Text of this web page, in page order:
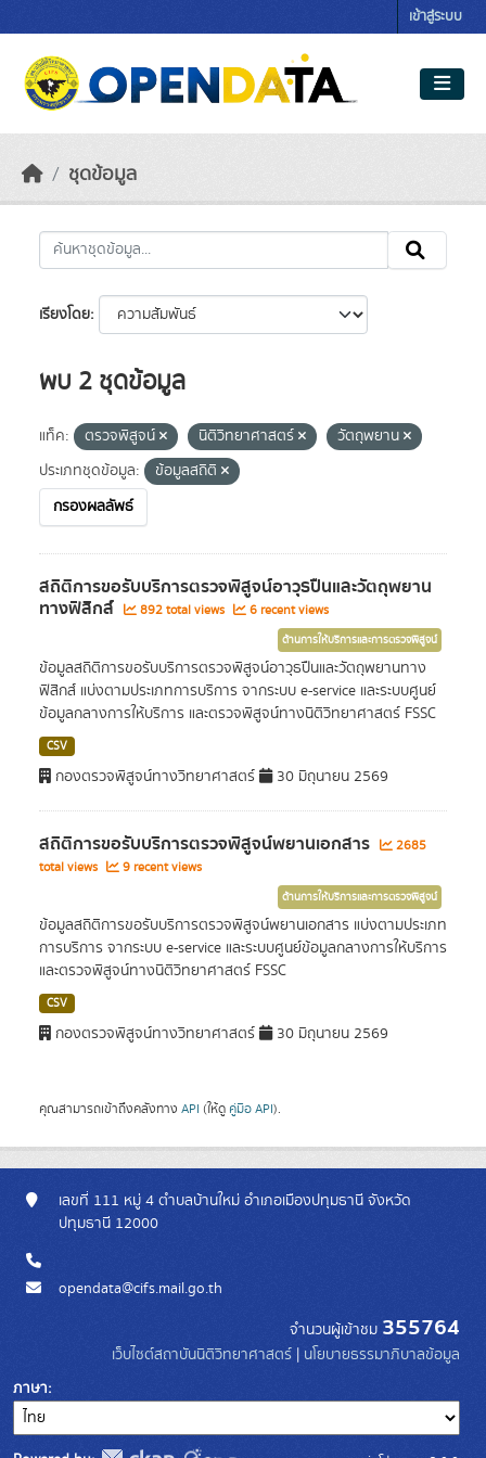
เข้าสู่ระบบ
ชุดข้อมูล
เรียงโดย
พบ 2 ชุดข้อมูล
แท็ค: ตรวจพิสูจน์ นิติวิทยาศาสตร์
วัตถุพยาน
ประเภทชุดข้อมูล:
ข้อมูลสถิติ
กรองผลลัพธ์
สถิติการขอรับบริการตรวจพิสูจน์อาวุธปืนและวัตถุพยาน
ทางฟิสิกส์ 892 total views 6 recent views
ด้านการให้บริการและการตรวจพิสูจน์
ข้อมูลสถิติการขอรับบริการตรวจพิสูจน์อาวุธปืนและวัตถุพยานทาง
ฟิสิกส์ แบ่งตามประเภทการบริการ จากระบบ e-service และระบบศูนย์
ข้อมูลกลางการให้บริการ และตรวจพิสูจน์ทางนิติวิทยาศาสตร์ FSSC
CSV
กองตรวจพิสูจน์ทางวิทยาศาสตร์ 30 มิถุนายน 2569
สถิติการขอรับบริการตรวจพิสูจน์พยานเอกสาร
2685
total views
9 recent views
ด้านการให้บริการและการตรวจพิสูจน์
ข้อมูลสถิติการขอรับบริการตรวจพิสูจน์พยานเอกสาร แบ่งตามประเภท
การบริการ จากระบบ e-service และระบบศูนย์ข้อมูลกลางการให้บริการ
และตรวจพิสูจน์ทางนิติวิทยาศาสตร์ FSSC
CSV
กองตรวจพิสูจน์ทางวิทยาศาสตร์ 30 มิถุนายน 2569
คุณสามารถเข้าถึงคลังทาง API (ให้ดู คู่มือ API).
เลขที่ 111 หมู่ 4 ตำบลบ้านใหม่ อำเภอเมืองปทุมธานี จังหวัด
ปทุมธานี 12000
opendata@cifs.mail.go.th
จำนวนผู้เข้าชม 355764
เว็บไซต์สถาบันนิติวิทยาศาสตร์ | นโยบายธรรมาภิบาลข้อมูล
ภาษา